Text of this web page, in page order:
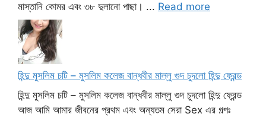
মাস্তানি কোমর এবং ৩৮ দুলানো পাছা। ... Read more
হিন্দু মুসলিম চটি – মুসলিম কলেজ বান্ধবীর মাল্লু গুদ চুদলো হিন্দু ফ্রেন্ড
হিন্দু মুসলিম চটি – মুসলিম কলেজ বান্ধবীর মাল্লু গুদ চুদলো হিন্দু ফ্রেন্ড
আজ আমি আমার জীবনের প্রথম এবং অন্যতম সেরা Sex এর গল্পঃ